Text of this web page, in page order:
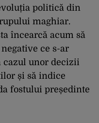
politică din
maghiar.
încearcă acum să
ce s-ar
cazul unor decizii
și să indice
fostului președinte